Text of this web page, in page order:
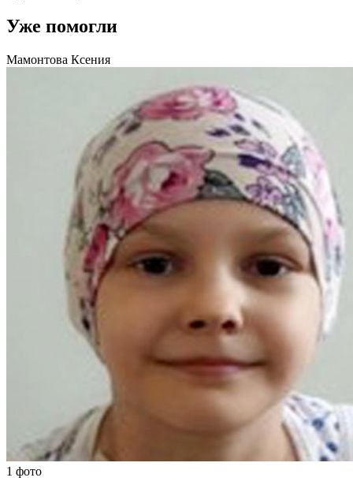
Уже помогли
Мамонтова Ксения
1 фото